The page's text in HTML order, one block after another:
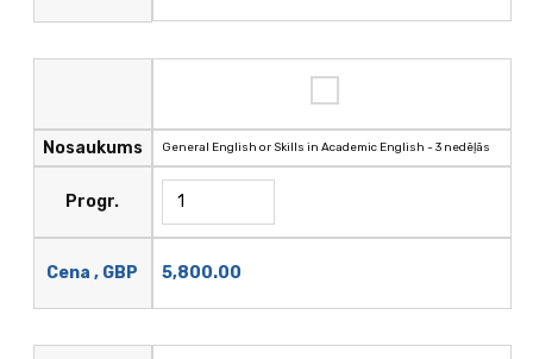
Nosaukums
Progr.
Cena , GBP
General English or Skills in Academic English - 3 nedēļās
5,800.00